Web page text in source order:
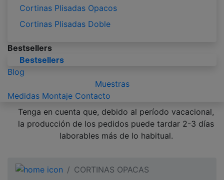
Cortinas Plisadas Opacos
Cortinas Plisadas Doble
Bestsellers
Bestsellers
Blog
Muestras
Medidas Montaje Contacto
Tenga en cuenta que, debido al período vacacional,
la producción de los pedidos puede tardar 2-3 días
laborables más de lo habitual.
CORTINAS OPACAS